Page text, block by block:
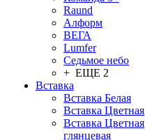
Raund
Алформ
ВЕГА
Lumfer
Седьмое небо
+ ЕЩЕ 2
Вставка
Вставка Белая
Вставка Цветная
Вставка Цветная
глянцевая